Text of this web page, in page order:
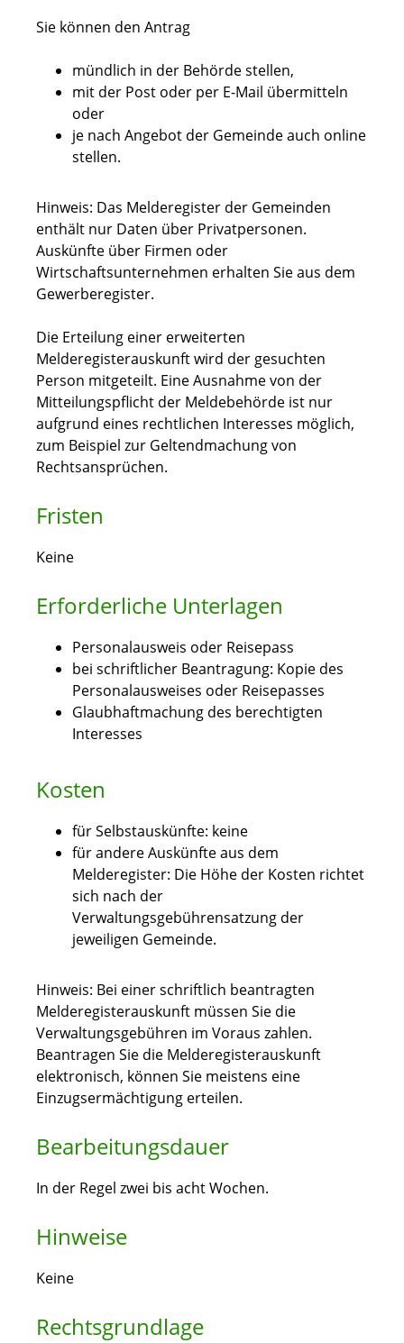
Sie können den Antrag
mündlich in der Behörde stellen,
mit der Post oder per E-Mail übermitteln
oder
je nach Angebot der Gemeinde auch online
stellen.
Hinweis: Das Melderegister der Gemeinden
enthält nur Daten über Privatpersonen.
Auskünfte über Firmen oder
Wirtschaftsunternehmen erhalten Sie aus dem
Gewerberegister.
Die Erteilung einer erweiterten
Melderegisterauskunft wird der gesuchten
Person mitgeteilt. Eine Ausnahme von der
Mitteilungspflicht der Meldebehörde ist nur
aufgrund eines rechtlichen Interesses möglich,
zum Beispiel zur Geltendmachung von
Rechtsansprüchen.
Fristen
Keine
Erforderliche Unterlagen
Personalausweis oder Reisepass
bei schriftlicher Beantragung: Kopie des
Personalausweises oder Reisepasses
Glaubhaftmachung des berechtigten
Interesses
Kosten
für Selbstauskünfte: keine
für andere Auskünfte aus dem
Melderegister: Die Höhe der Kosten richtet
sich nach der
Verwaltungsgebührensatzung der
jeweiligen Gemeinde.
Hinweis: Bei einer schriftlich beantragten
Melderegisterauskunft müssen Sie die
Verwaltungsgebühren im Voraus zahlen.
Beantragen Sie die Melderegisterauskunft
elektronisch, können Sie meistens eine
Einzugsermächtigung erteilen.
Bearbeitungsdauer
In der Regel zwei bis acht Wochen.
Hinweise
Keine
Rechtsgrundlage